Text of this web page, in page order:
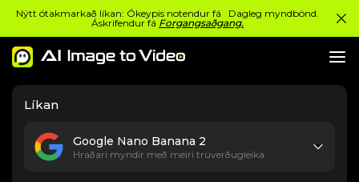
Nýtt ótakmarkað líkan: Ókeypis notendur fá Dagleg myndbönd.
Áskrifendur fá Forgangsaðgang.
Líkan
Google Nano Banana 2
Hraðari myndir með meiri trúverðugleika